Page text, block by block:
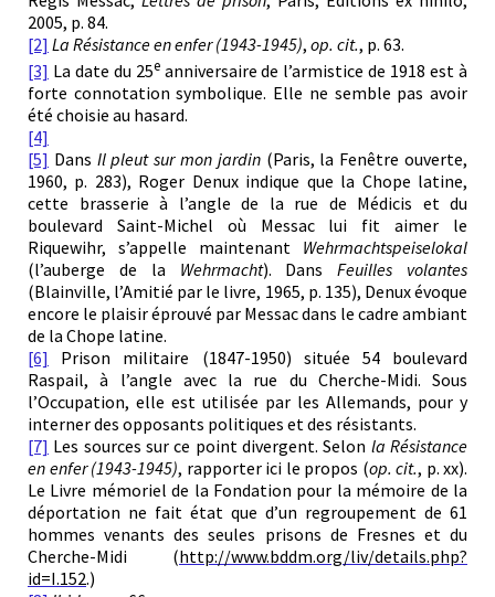
2005, p. 84.
[2] La Résistance en enfer (1943-1945), op. cit., p. 63.
[3] La date du 25eanniversaire de l’armistice de 1918 est à
forte connotation symbolique. Elle ne semble pas avoir
été choisie au hasard.
[4]
[5] Dans Il pleut sur mon jardin(Paris, la Fenêtre ouverte,
1960, p. 283), Roger Denux indique que la Chope latine,
cette brasserie à l’angle de la rue de Médicis et du
boulevard Saint-Michel où Messac lui fit aimer le
Riquewihr, s’appelle maintenant Wehrmachtspeiselokal
(l’auberge de la Wehrmacht). DansFeuilles volantes
(Blainville, l’Amitié par le livre, 1965, p. 135), Denux évoque
encore le plaisir éprouvé par Messac dans le cadre ambiant
de la Chope latine.
[6] Prison militaire (1847-1950) située 54 boulevard
Raspail, à l’angle avec la rue du Cherche-Midi. Sous
l’Occupation, elle est utilisée par les Allemands, pour y
interner des opposants politiques et des résistants.
[7] Les sources sur ce point divergent. Selon la Résistance
en enfer (1943-1945), rapporter ici le propos (op. cit., p. xx).
Le Livre mémoriel de la Fondation pour la mémoire de la
déportation ne fait état que d’un regroupement de 61
hommes venants des seules prisons de Fresnes et du
Cherche-Midi (http://www.bddm.org/liv/details.php?
id=I.152.)